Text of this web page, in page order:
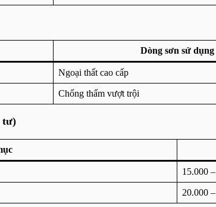
Dòng sơn sử dụng
Ngoại thất cao cấp
Chống thấm vượt trội
tư)
15.000 –
20.000 –